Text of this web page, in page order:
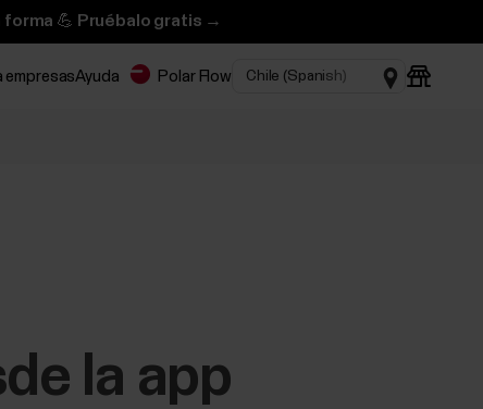
forma 💪 Pruébalo gratis →
empresasAyuda Polar Flow
la app